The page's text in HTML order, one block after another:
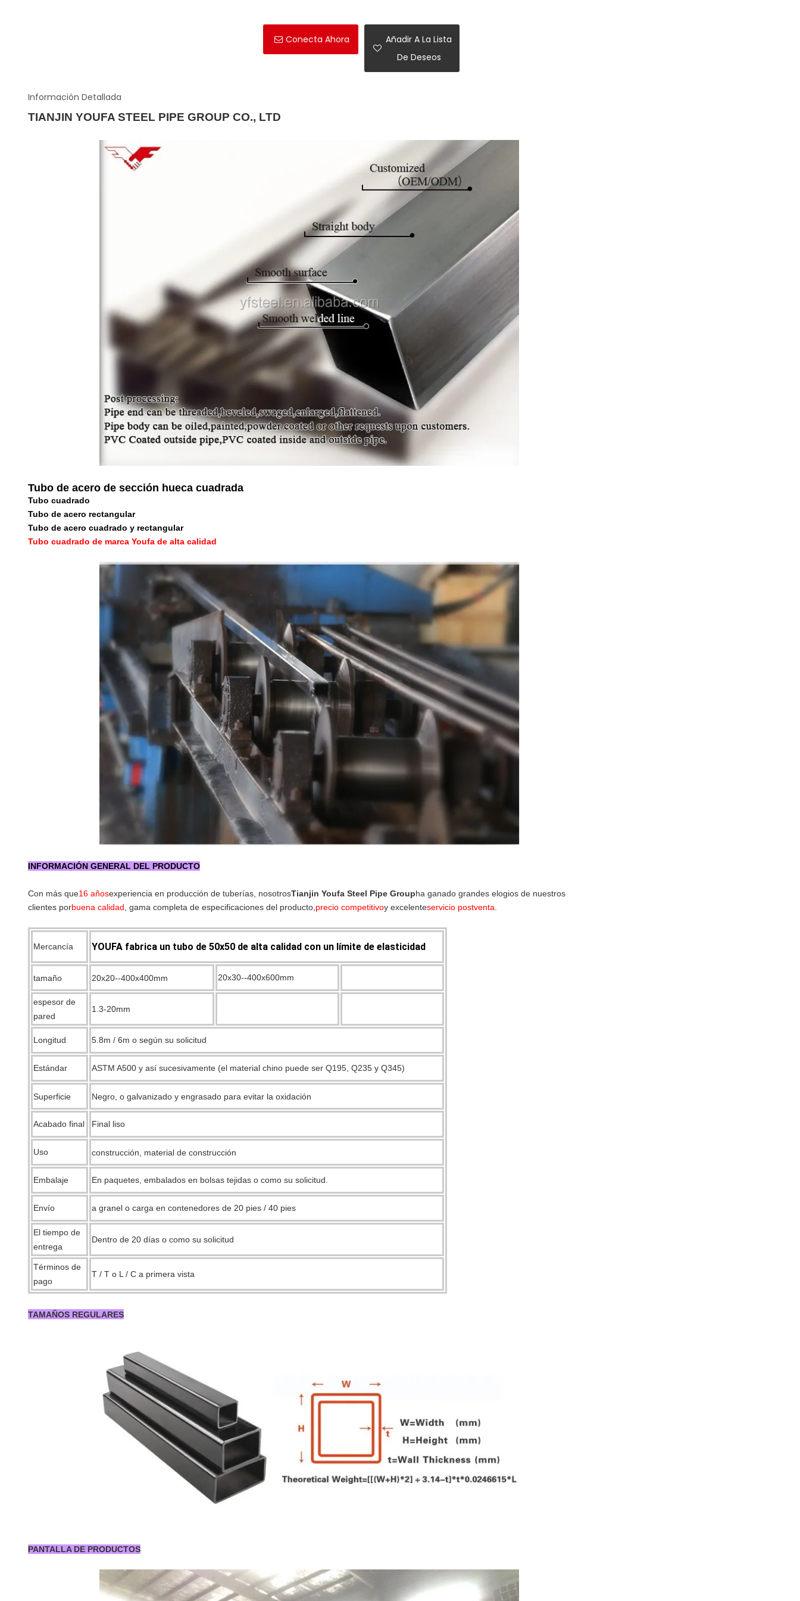
Conecta Ahora
Añadir A La Lista
De Deseos
Información Detallada
TIANJIN YOUFA STEEL PIPE GROUP CO., LTD
Tubo de acero de sección hueca cuadrada
Tubo cuadrado
Tubo de acero rectangular
Tubo de acero cuadrado y rectangular
Tubo cuadrado de marca Youfa de alta calidad
INFORMACIÓN GENERAL DEL PRODUCTO
Con más que16 añosexperiencia en producción de tuberías, nosotrosTianjin Youfa Steel Pipe Groupha ganado grandes elogios de nuestros
clientes porbuena calidad , gama completa de especificaciones del producto, precio competitivoy excelenteservicio postventa
Mercancía YOUFA fabrica un tubo de 50x50 de alta calidad con un límite de elasticidad
tamaño 20x20--400x400mm 20x30--400x600mm
espesor de
pared
1.3-20mm
Longitud 5.8m / 6m o según su solicitud
Estándar ASTM A500 y así sucesivamente (el material chino puede ser Q195, Q235 y Q345)
Superficie Negro, o galvanizado y engrasado para evitar la oxidación
Acabado final Final liso
Uso construcción, material de construcción
Embalaje En paquetes, embalados en bolsas tejidas o como su solicitud.
Envío a granel o carga en contenedores de 20 pies / 40 pies
El tiempo de
entrega
Dentro de 20 días o como su solicitud
Términos de
pago
T / T o L / C a primera vista
TAMAÑOS REGULARES
PANTALLA DE PRODUCTOS